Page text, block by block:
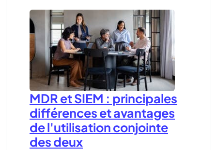
MDR et SIEM : principales
différences et avantages
de l'utilisation conjointe
des deux